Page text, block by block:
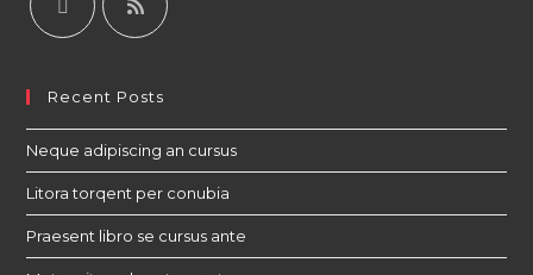
Recent Posts
Neque adipiscing an cursus
Litora torqent per conubia
Praesent libro se cursus ante